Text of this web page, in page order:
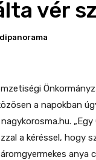
vér
a napokban
a kéréssel, hogy
anya